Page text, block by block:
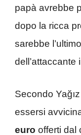
papà avrebbe
dopo la ricca
sarebbe
dell’attaccante
Secondo
essersi
euro offerti dal